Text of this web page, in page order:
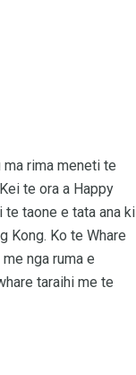
rima meneti te
te ora a Happy
te taone e tata ana ki
Kong. Ko te Whare
nga ruma e
taraihi me te